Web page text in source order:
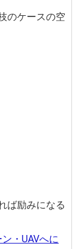
のケースの空
ば励みになる
に